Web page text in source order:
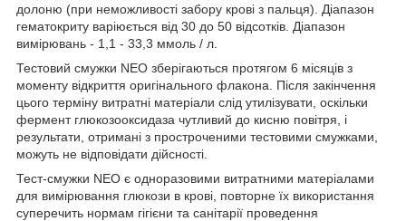
долоню (при неможливості забору крові з пальця). Діапазон
гематокриту варіюється від 30 до 50 відсотків. Діапазон
вимірювань - 1,1 - 33,3 ммоль / л.
Тестовий смужки NEO зберігаються протягом 6 місяців з
моменту відкриття оригінального флакона. Після закінчення
цього терміну витратні матеріали слід утилізувати, оскільки
фермент глюкозооксидаза чутливий до кисню повітря, і
результати, отримані з простроченими тестовими смужками,
можуть не відповідати дійсності.
Тест-смужки NEO є одноразовими витратними матеріалами
для вимірювання глюкози в крові, повторне їх використання
суперечить нормам гігієни та санітарії проведення